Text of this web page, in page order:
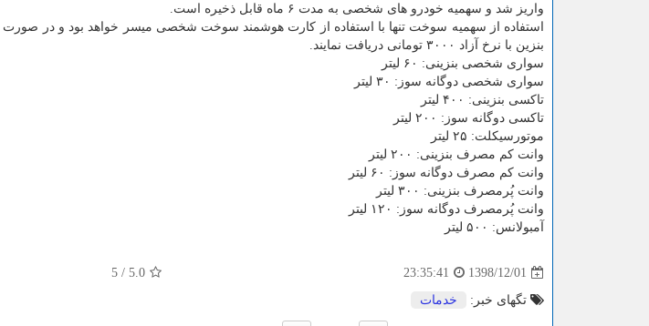
واریز شد و سهمیه خودرو های شخصی به مدت ۶ ماه قابل ذخیره است.
استفاده از سهمیه سوخت تنها با استفاده از كارت هوشمند سوخت شخصی میسر خواهد بود و در صورت
بنزین با نرخ آزاد ۳۰۰۰ تومانی دریافت نمایند.
سواری شخصی بنزینی: ۶۰ لیتر
سواری شخصی دوگانه سوز: ۳۰ لیتر
تاكسی بنزینی: ۴۰۰ لیتر
تاكسی دوگانه سوز: ۲۰۰ لیتر
موتورسیكلت: ۲۵ لیتر
وانت كم مصرف بنزینی: ۲۰۰ لیتر
وانت كم مصرف دوگانه سوز: ۶۰ لیتر
وانت پُرمصرف بنزینی: ۳۰۰ لیتر
وانت پُرمصرف دوگانه سوز: ۱۲۰ لیتر
آمبولانس: ۵۰۰ لیتر
1398/12/01
23:35:41
5.0
/
5
تگهای خبر: خدمات